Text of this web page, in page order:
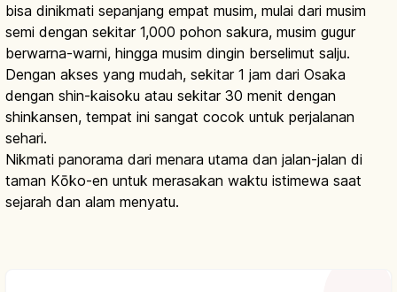
bisa dinikmati sepanjang empat musim, mulai dari musim
semi dengan sekitar 1,000 pohon sakura, musim gugur
berwarna-warni, hingga musim dingin berselimut salju.
Dengan akses yang mudah, sekitar 1 jam dari Osaka
dengan shin-kaisoku atau sekitar 30 menit dengan
shinkansen, tempat ini sangat cocok untuk perjalanan
sehari.
Nikmati panorama dari menara utama dan jalan-jalan di
taman Kōko-en untuk merasakan waktu istimewa saat
sejarah dan alam menyatu.